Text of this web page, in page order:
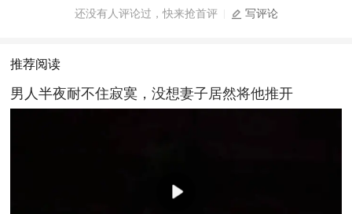
还没有人评论过，快来抢首评 写评论
推荐阅读
男人半夜耐不住寂寞，没想妻子居然将他推开